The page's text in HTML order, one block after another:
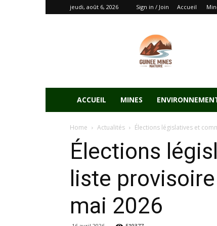
jeudi, août 6, 2026 Sign in / Join Accueil
ACCUEIL MINES
Home Actualités Élections législatives et
Élections
liste
mai 2026